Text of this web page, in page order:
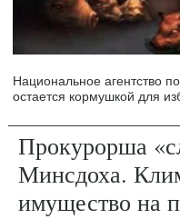
Национальное агентство
остается кормушкой для
Прокурорша
Минсдоха.
имущество на